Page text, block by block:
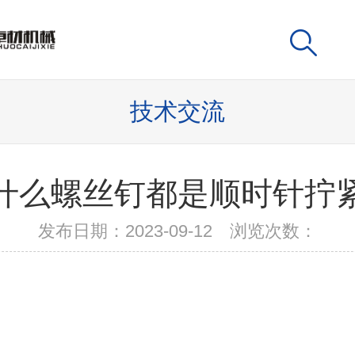
技术交流
么螺丝钉都是顺时针拧
发布日期：2023-09-12 浏览次数：